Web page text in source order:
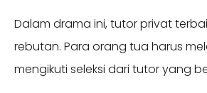
Dalam drama ini, tutor privat
rebutan. Para orang tua harus
mengikuti seleksi dari tutor yang